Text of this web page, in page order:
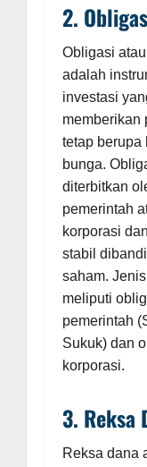
2.
Obligasi
adalah
investasi
memberikan
tetap berupa
bunga.
diterbitkan
pemerintah
korporasi
stabil
saham.
meliputi
pemerintah
Sukuk) dan
korporasi.
3. Reksa
Reksa dana